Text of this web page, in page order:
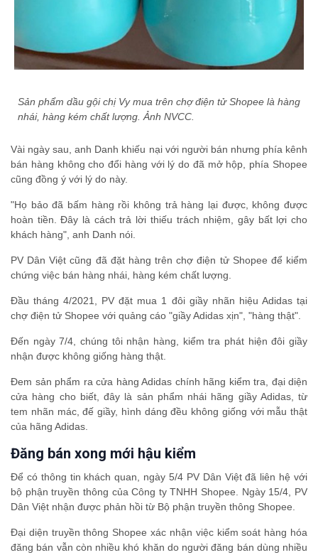
Sản phẩm dầu gội chị Vy mua trên chợ điện tử Shopee là hàng
nhái, hàng kém chất lượng. Ảnh NVCC.
Vài ngày sau, anh Danh khiếu nại với người bán nhưng phía kênh
bán hàng không cho đổi hàng với lý do đã mở hộp, phía Shopee
cũng đồng ý với lý do này.
"Họ bảo đã bấm hàng rồi không trả hàng lại được, không được
hoàn tiền. Đây là cách trả lời thiếu trách nhiệm, gây bất lợi cho
khách hàng", anh Danh nói.
PV Dân Việt cũng đã đặt hàng trên chợ điện tử Shopee để kiểm
chứng việc bán hàng nhái, hàng kém chất lượng.
Đầu tháng 4/2021, PV đặt mua 1 đôi giầy nhãn hiệu Adidas tại
chợ điện tử Shopee với quảng cáo "giầy Adidas xịn", "hàng thật".
Đến ngày 7/4, chúng tôi nhận hàng, kiểm tra phát hiện đôi giầy
nhận được không giống hàng thật.
Đem sản phẩm ra cửa hàng Adidas chính hãng kiểm tra, đại diện
cửa hàng cho biết, đây là sản phẩm nhái hãng giầy Adidas, từ
tem nhãn mác, đế giầy, hình dáng đều không giống với mẫu thật
của hãng Adidas.
Đăng bán xong mới hậu kiểm
Để có thông tin khách quan, ngày 5/4 PV Dân Việt đã liên hệ với
bộ phận truyền thông của Công ty TNHH Shopee. Ngày 15/4, PV
Dân Việt nhận được phản hồi từ Bộ phận truyền thông Shopee.
Đại diện truyền thông Shopee xác nhận việc kiểm soát hàng hóa
đăng bán vẫn còn nhiều khó khăn do người đăng bán dùng nhiều